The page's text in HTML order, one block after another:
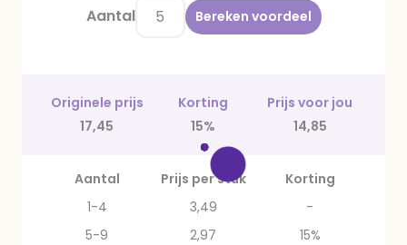
Aantal Bereken voordeel
Originele prijs Korting
Prijs voor jou
17,45
15% 14,85
Aantal Prijs per stuk
Korting
1-4
3,49
-
5-9
2,97
15%